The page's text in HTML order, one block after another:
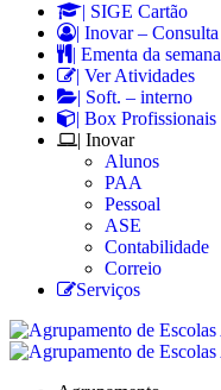
| SIGE Cartão
| Inovar – Consulta
| Ementa da semana
| Ver Atividades
| Soft. – interno
| Box Profissionais
| Inovar
Alunos
PAA
Pessoal
ASE
Contabilidade
Correio
Serviços